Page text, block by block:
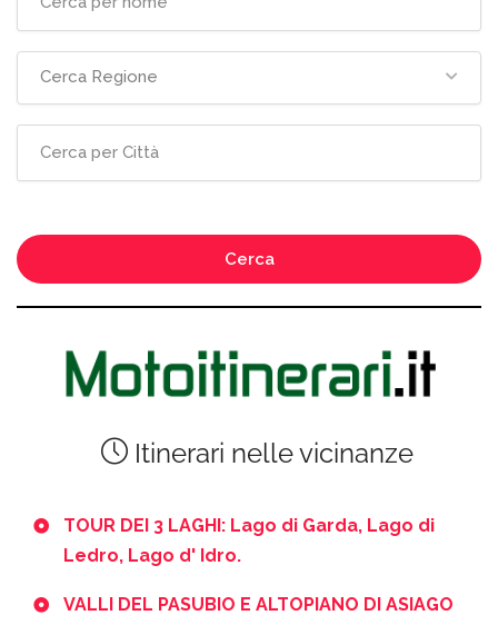
Cerca Regione
Cerca
Itinerari nelle vicinanze
TOUR DEI 3 LAGHI: Lago di Garda, Lago di
Ledro, Lago d' Idro.
VALLI DEL PASUBIO E ALTOPIANO DI ASIAGO